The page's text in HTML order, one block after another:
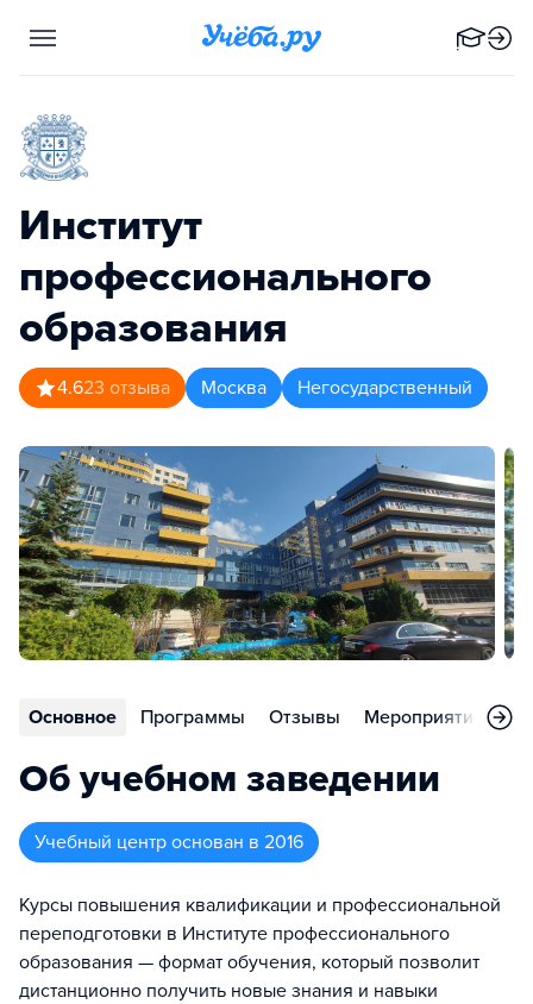
Институт
профессионального
образования
4.623 отзыва Москва Негосударственный
Основное Программы Отзывы Мероприятия
Об учебном заведении
Учебный центр основан в 2016
Курсы повышения квалификации и профессиональной
переподготовки в Институте профессионального
образования — формат обучения, который позволит
дистанционно получить новые знания и навыки